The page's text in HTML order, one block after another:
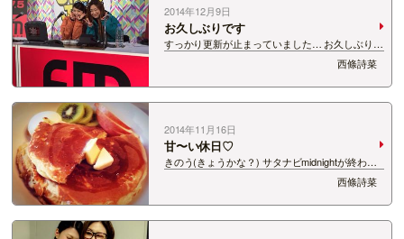
2014年12月9日
お久しぶりです
すっかり更新が止まっていました… お久しぶりで
す、西條です。 もう先月の話になってしまいます
が、 Snow Jamへのご来場ありがとうございまし
た！ これから始まる ウィンターシーズンへのわ
くわく感や 大勢の方が冬を楽し…
西條詩菜
2014年11月16日
甘〜い休日♡
きのう(きょうかな？) サタナビmidnightが終わっ
て帰宅し パーソナリティー通信を更新したら な
んと3時半…！ きょうは自分を甘やかして お昼前
まで寝ました♡ ご飯も甘〜くホットケーキ！ フ
ルーツもいっ…
西條詩菜